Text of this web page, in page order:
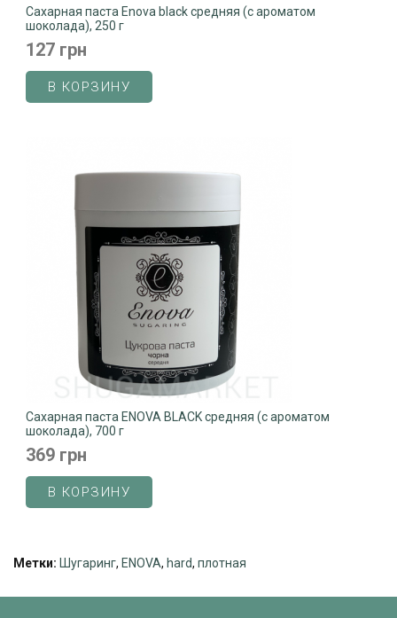
Сахарная паста Enova black средняя (с ароматом
шоколада), 250 г
127 грн
В КОРЗИНУ
Сахарная паста ENOVA BLACK средняя (с ароматом
шоколада), 700 г
369 грн
В КОРЗИНУ
Метки: Шугаринг, ENOVA, hard, плотная